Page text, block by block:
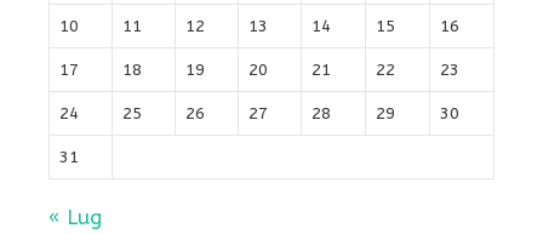
10 11 12 13 14 15 16
17 18 19 20 21 22 23
24 25 26 27 28 29 30
31
« Lug